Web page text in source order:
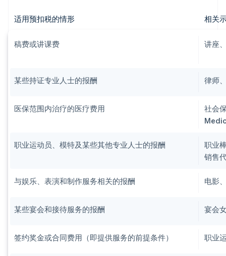
适用预扣税的情形 相关
稿费或讲课费 讲座
某些持证专业人士的报酬 律师
医保范围内治疗的医疗费用
社会
职业运动员、模特及某些其他专业人士的报酬
职业
销售
与娱乐、表演和制作服务相关的报酬 电影
某些宴会和接待服务的报酬 宴会
签约奖金或合同费用（即提供服务的前提条件） 职业